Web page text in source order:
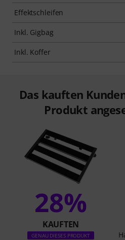
Effektschleifen
Inkl. Gigbag
Inkl. Koffer
Das kauften
Produkt
28%
KAUFTEN
GENAU DIESES PRODUKT